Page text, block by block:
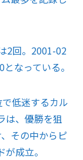
2回。2001-02
なっている。
低迷するカル
は、優勝を狙
その中からピ
成立。